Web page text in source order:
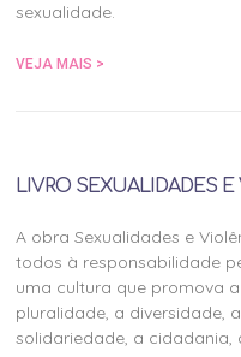
sexualidade.
VEJA MAIS >
LIVRO SEXUALIDADES
A obra Sexualidades e
todos à responsabilidade
uma cultura que promova
pluralidade, a diversidade,
solidariedade, a cidadania,